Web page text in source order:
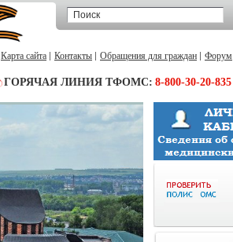
Карта сайта Контакты Обращения для граждан Форум
ГОРЯЧАЯ ЛИНИЯ ТФОМС: 8-800-30-20-835